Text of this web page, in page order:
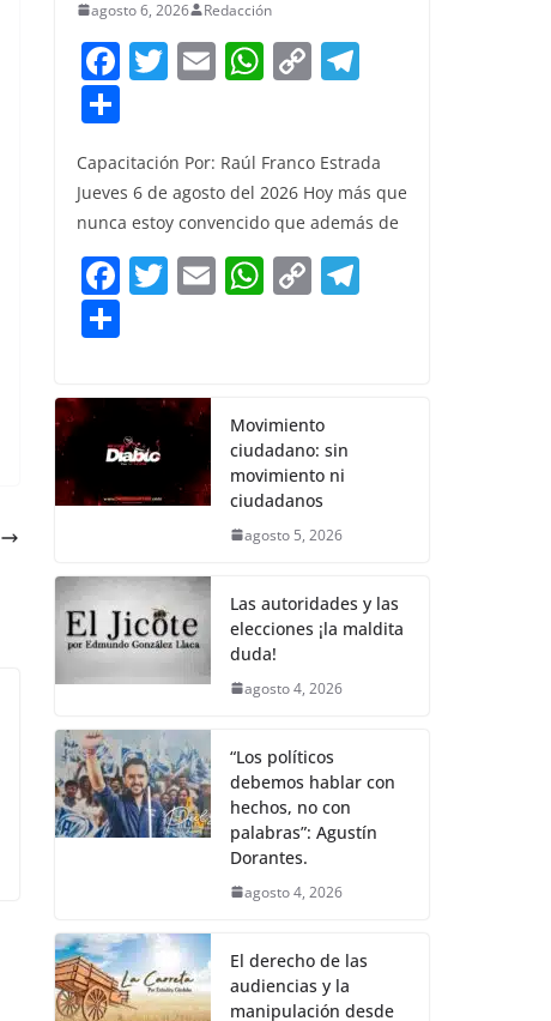
agosto 6, 2026 Redacción
F
e
b
o
o
T
er
E
l
W
s
A
p
p
C
y
Li
n
k
gr
a
h
ar
e
Capacitación Por: Raúl Franco Estrada
Jueves 6 de agosto del 2026 Hoy más que
nunca estoy convencido que además de
F
e
b
o
o
T
er
E W
A
p
p
C
Li
n
k
ar
e
Movimiento
ciudadano: sin
movimiento ni
ciudadanos
agosto 5, 2026
Las autoridades y las
elecciones ¡la maldita
duda!
agosto 4, 2026
“Los políticos
debemos hablar con
hechos, no con
palabras”: Agustín
Dorantes.
agosto 4, 2026
El derecho de las
audiencias y la
manipulación desde